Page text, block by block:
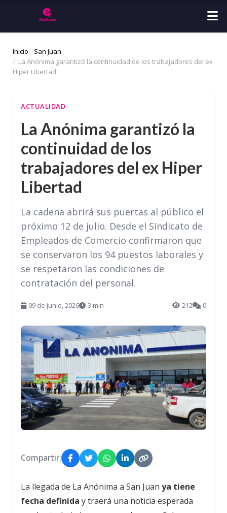
Inicio
San Juan
La Anónima garantizó la continuidad de los trabajadores del ex
Hiper Libertad
ACTUALIDAD
La Anónima garantizó la
continuidad de los
trabajadores del ex Hiper
Libertad
La cadena abrirá sus puertas al público el
próximo 12 de julio. Desde el Sindicato de
Empleados de Comercio confirmaron que
se conservaron los 94 puestos laborales y
se respetaron las condiciones de
contratación del personal.
09 de junio, 2026 3 min 212 0
Compartir:
La llegada de La Anónima a San Juan ya tiene
fecha definida y traerá una noticia esperada